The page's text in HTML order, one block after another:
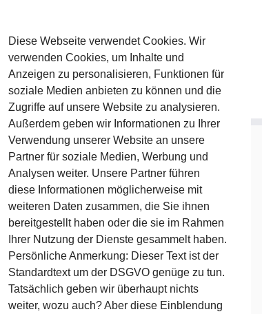
um Pommelsbrunn
Nächstes →
Diese Webseite verwendet Cookies. Wir
verwenden Cookies, um Inhalte und
Anzeigen zu personalisieren, Funktionen für
soziale Medien anbieten zu können und die
Zugriffe auf unsere Website zu analysieren.
Außerdem geben wir Informationen zu Ihrer
Verwendung unserer Website an unsere
Partner für soziale Medien, Werbung und
Analysen weiter. Unsere Partner führen
diese Informationen möglicherweise mit
weiteren Daten zusammen, die Sie ihnen
bereitgestellt haben oder die sie im Rahmen
Ihrer Nutzung der Dienste gesammelt haben.
Persönliche Anmerkung: Dieser Text ist der
Standardtext um der DSGVO genüge zu tun.
Tatsächlich geben wir überhaupt nichts
weiter, wozu auch? Aber diese Einblendung